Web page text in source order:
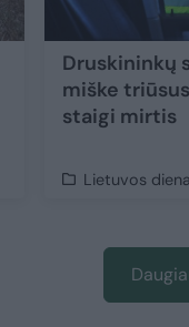
Druskininkų
miške
staigi mirtis
Lietuvos diena